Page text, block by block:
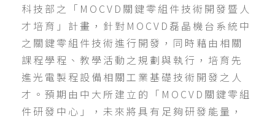
科技部之「MOCVD關鍵零組件技術開發暨人
才培育」計畫，針對MOCVD磊晶機台系統中
之關鍵零組件技術進行開發，同時藉由相關
課程學程、教學活動之規劃與執行，培育先
進光電製程設備相關工業基礎技術開發之人
才。預期由中大所建立的「MOCVD關鍵零組
件研發中心」，未來將具有足夠研發能量，